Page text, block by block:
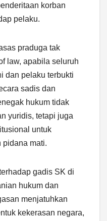
korban
pelaku.
praduga tak
law, apabila seluruh
dan pelaku terbukti
sadis dan
hukum tidak
yuridis, tetapi juga
untuk
pidana mati.
gadis SK di
hukum dan
menjatuhkan
kekerasan negara,